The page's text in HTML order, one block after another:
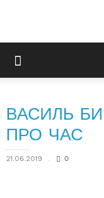
ВАСИЛЬ
ПРО ЧАС
21.06.2019 0